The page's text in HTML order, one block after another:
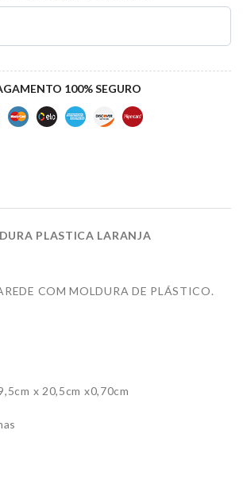
100% SEGURO
PLASTICA LARANJA
COM MOLDURA DE PLÁSTICO.
x 20,5cm x0,70cm